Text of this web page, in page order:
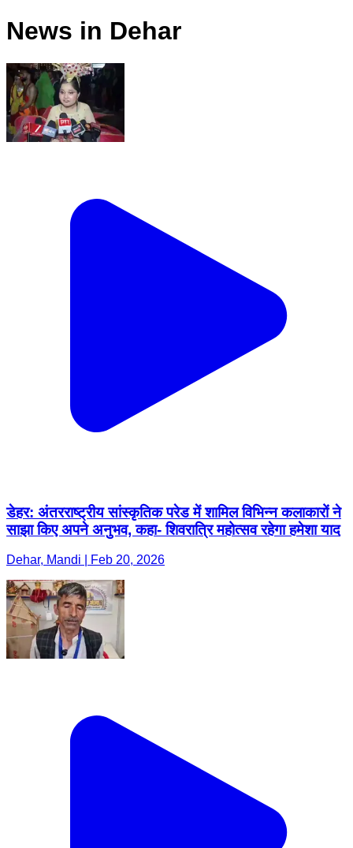
News in Dehar
डेहर: अंतरराष्ट्रीय सांस्कृतिक परेड में शामिल विभिन्न कलाकारों ने
साझा किए अपने अनुभव, कहा- शिवरात्रि महोत्सव रहेगा हमेशा याद
Dehar, Mandi | Feb 20, 2026